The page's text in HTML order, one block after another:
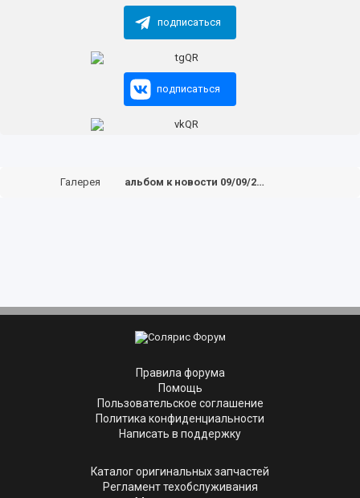
подписаться
подписаться
Галерея альбом к новости 09/09/2020
Правила форума
Помощь
Пользовательское соглашение
Политика конфиденциальности
Написать в поддержку
Каталог оригинальных запчастей
Регламент техобслуживания